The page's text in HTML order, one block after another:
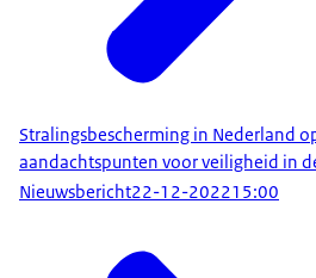
Stralingsbescherming in Nederland
aandachtspunten voor veiligheid in
Nieuwsbericht22-12-202215:00